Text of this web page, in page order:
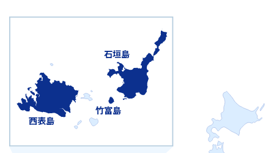
石垣島
竹富島
西表島